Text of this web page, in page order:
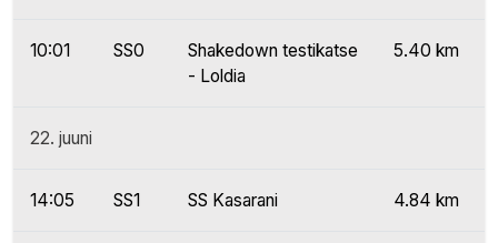
10:01 SS0
Shakedown testikatse
- Loldia
5.40 km
22. juuni
14:05 SS1 SS Kasarani 4.84 km